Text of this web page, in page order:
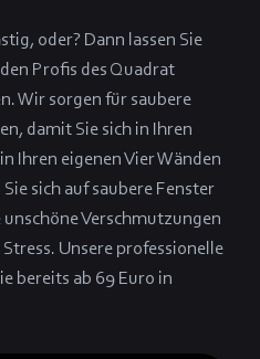
oder? Dann lassen Sie
Profis des Quadrat
Wir sorgen für saubere
damit Sie sich in Ihren
Ihren eigenen Vier Wänden
sich auf saubere Fenster
Verschmutzungen
Unsere professionelle
bereits ab 69 Euro in